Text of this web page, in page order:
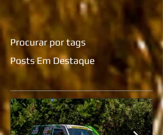
Gravataí, subiu
Procurar por tags
Posts Em Destaque